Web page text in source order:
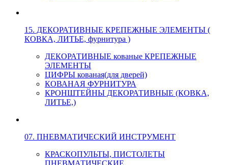
15. ДЕКОРАТИВНЫЕ КРЕПЕЖНЫЕ ЭЛЕМЕНТЫ (
КОВКА, ЛИТЬЕ, фурнитура )
ДЕКОРАТИВНЫЕ кованые КРЕПЕЖНЫЕ
ЭЛЕМЕНТЫ
ЦИФРЫ кованая(для дверей)
КОВАНАЯ ФУРНИТУРА
КРОНШТЕЙНЫ ДЕКОРАТИВНЫЕ (КОВКА,
ЛИТЬЕ,)
07. ПНЕВМАТИЧЕСКИЙ ИНСТРУМЕНТ
КРАСКОПУЛЬТЫ, ПИСТОЛЕТЫ
ПНЕВМАТИЧЕСКИЕ